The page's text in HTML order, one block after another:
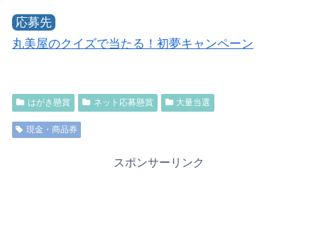
応募先
丸美屋のクイズで当たる！初夢キャンペーン
はがき懸賞 ネット応募懸賞 大量当選
現金・商品券
スポンサーリンク